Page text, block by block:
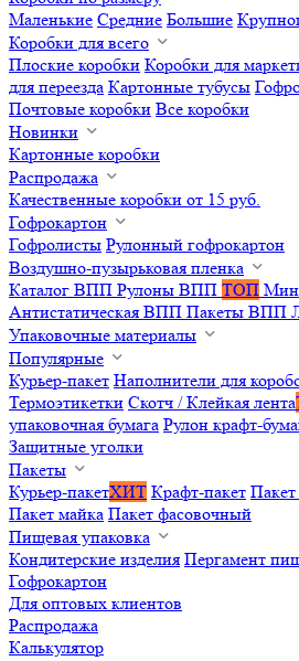
Маленькие Средние Большие
Коробки для всего
Плоские коробки Коробки для
для переезда Картонные тубусы
Почтовые коробки Все коробки
Новинки
Картонные коробки
Распродажа
Качественные коробки от 15 руб.
Гофрокартон
Гофролисты Рулонный гофрокартон
Воздушно-пузырьковая пленка
Каталог ВПП Рулоны ВПП ТОП
Антистатическая ВПП Пакеты ВПП
Упаковочные материалы
Популярные
Курьер-пакет Наполнители для
Термоэтикетки Скотч / Клейкая лента
упаковочная бумага Рулон крафт-
Защитные уголки
Пакеты
Курьер-пакетХИТ Крафт-пакет
Пакет майка Пакет фасовочный
Пищевая упаковка
Кондитерские изделия Пергамент
Гофрокартон
Для оптовых клиентов
Распродажа
Калькулятор